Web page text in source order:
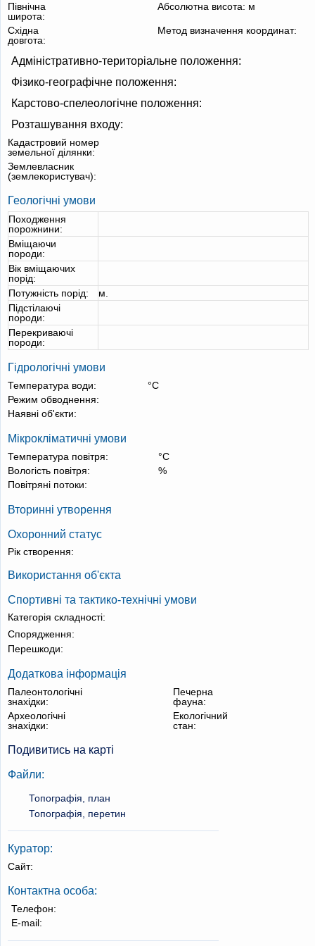
Північна
широта:
Абсолютна висота: м
Східна
довгота:
Метод визначення координат:
Адміністративно-територіальне положення:
Фізико-географічне положення:
Карстово-спелеологічне положення:
Розташування входу:
Кадастровий номер
земельної ділянки:
Землевласник
(землекористувач):
Геологічні умови
Походження
порожнини:
Вміщаючи
породи:
Вік вміщаючих
порід:
Потужність порід:
м.
Підстілаючі
породи:
Перекриваючі
породи:
Гідрологічні умови
Температура води:
°С
Режим обводнення:
Наявні об'єкти:
Мікрокліматичні умови
Температура повітря:
°С
Вологість повітря:
%
Повітряні потоки:
Вторинні утворення
Охоронний статус
Рік створення:
Використання об'єкта
Спортивні та тактико-технічні умови
Категорія складності:
Спорядження:
Перешкоди:
Додаткова інформація
Палеонтологічні
знахідки:
Печерна
фауна:
Археологічні
знахідки:
Екологічний
стан:
Подивитись на карті
Файли:
Топографія, план
Топографія, перетин
Куратор:
Сайт:
Контактна особа:
Телефон:
E-mail: